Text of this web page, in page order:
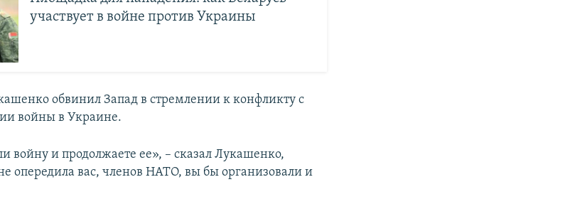
участвует в войне против Украины
обвинил Запад в стремлении к конфликту с
войны в Украине.
войну и продолжаете ее», – сказал Лукашенко,
опередила вас, членов НАТО, вы бы организовали и